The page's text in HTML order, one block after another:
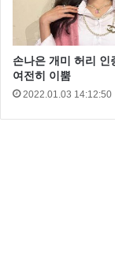
이시언 집
손나은 개미 허리 인
여전히 이뿜
2022.01.03 14:12:50